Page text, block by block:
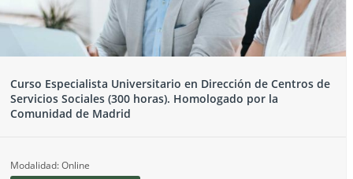
Curso Especialista Universitario en Dirección de Centros de
Servicios Sociales (300 horas). Homologado por la
Comunidad de Madrid
Modalidad: Online